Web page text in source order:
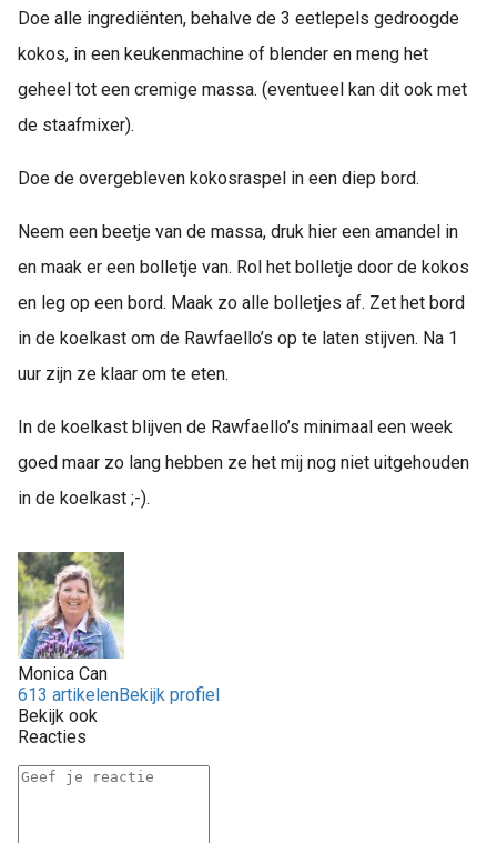
Doe alle ingrediënten, behalve de 3 eetlepels gedroogde
kokos, in een keukenmachine of blender en meng het
geheel tot een cremige massa. (eventueel kan dit ook met
de staafmixer).
Doe de overgebleven kokosraspel in een diep bord.
Neem een beetje van de massa, druk hier een amandel in
en maak er een bolletje van. Rol het bolletje door de kokos
en leg op een bord. Maak zo alle bolletjes af. Zet het bord
in de koelkast om de Rawfaello’s op te laten stijven. Na 1
uur zijn ze klaar om te eten.
In de koelkast blijven de Rawfaello’s minimaal een week
goed maar zo lang hebben ze het mij nog niet uitgehouden
in de koelkast ;-).
Monica Can
613 artikelenBekijk profiel
Bekijk ook
Reacties